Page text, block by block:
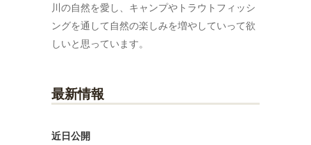
川の自然を愛し、キャンプやトラウトフィッシ
ングを通して自然の楽しみを増やしていって欲
しいと思っています。
最新情報
近日公開